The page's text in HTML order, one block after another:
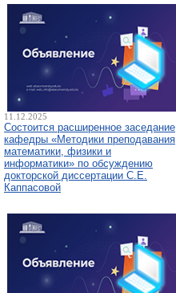
11.12.2025
Состоится расширенное заседание
кафедры «Методики преподавания
математики, физики и
информатики» по обсуждению
докторской диссертации С.Е.
Каппасовой